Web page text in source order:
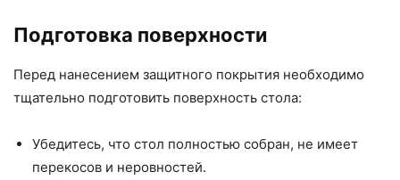
Подготовка поверхности
Перед нанесением защитного покрытия необходимо
тщательно подготовить поверхность стола:
Убедитесь, что стол полностью собран, не имеет
перекосов и неровностей.